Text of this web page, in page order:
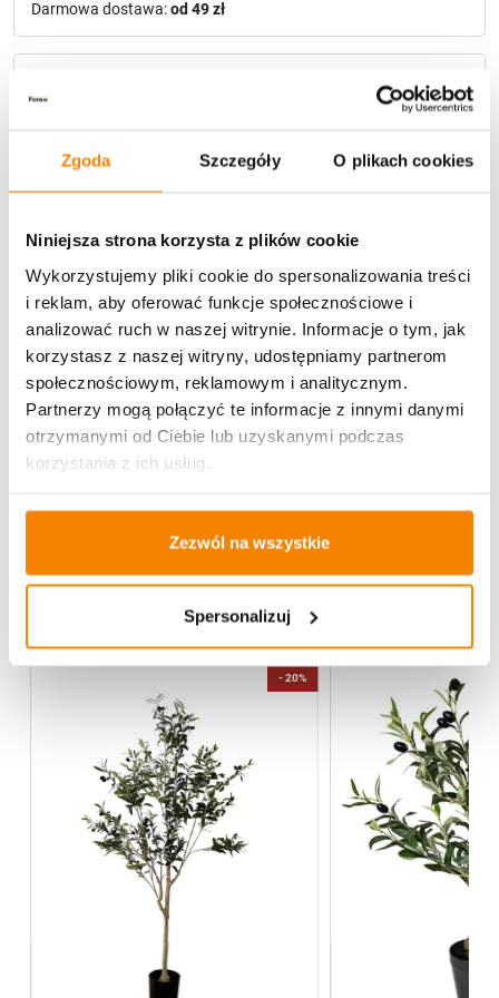
Zgoda Szczegóły O plikach cookies
Niniejsza strona korzysta z plików cookie
Wykorzystujemy pliki cookie do spersonalizowania treści
i reklam, aby oferować funkcje społecznościowe i
analizować ruch w naszej witrynie. Informacje o tym, jak
korzystasz z naszej witryny, udostępniamy partnerom
społecznościowym, reklamowym i analitycznym.
Partnerzy mogą połączyć te informacje z innymi danymi
otrzymanymi od Ciebie lub uzyskanymi podczas
korzystania z ich usług.
Zezwól na wszystkie
Spersonalizuj
Potrzebujesz większą ilość? Zapraszamy do naszej
hurtowniiPrzejdź do hurtowni B2B
Darmowa dostawa:od 49 zł
Opis produktu
Specyfikacja
Opinie klientów
-20%